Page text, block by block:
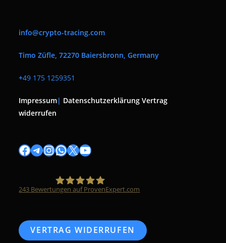
info@crypto-tracing.com
Timo Züfle, 72270 Baiersbronn, Germany
+49 175 1259351
Impressum| Datenschutzerklärung Vertrag
widerrufen
Facebook
Telegram
Instagram
WhatsApp
X YouTube
243 Bewertungen auf ProvenExpert.com
VERTRAG WIDERRUFEN